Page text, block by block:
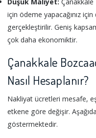
için ödeme yapacağınız
gerçekleştirilir. Geniş
çok daha ekonomiktir.
Çanakkale
Nasıl Hesaplanır?
Nakliyat ücretleri mesafe,
etkene göre değişir.
göstermektedir.